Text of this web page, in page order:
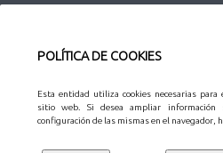
POLÍTICA DE COOKIES
Esta entidad utiliza cookies necesarias
sitio web. Si desea ampliar
configuración de las mismas en el navegador,
Tramitar